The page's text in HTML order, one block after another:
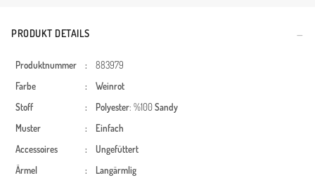
PRODUKT DETAILS
Produktnummer :
883979
Farbe
:
Weinrot
Stoff
: Polyester: %100Sandy
Muster
:
Einfach
Accessoires
:
Ungefüttert
Ärmel
:
Langärmlig